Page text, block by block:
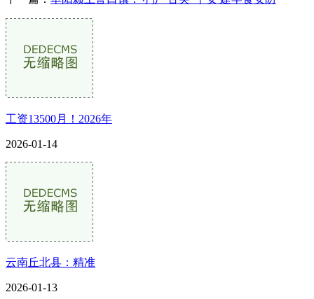
工资13500月！2026年
2026-01-14
云南丘北县：精准
2026-01-13